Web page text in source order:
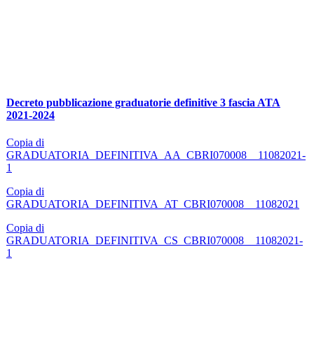
Decreto pubblicazione graduatorie definitive 3 fascia ATA
2021-2024
Copia di
GRADUATORIA_DEFINITIVA_AA_CBRI070008__11082021-
1
Copia di
GRADUATORIA_DEFINITIVA_AT_CBRI070008__11082021
Copia di
GRADUATORIA_DEFINITIVA_CS_CBRI070008__11082021-
1